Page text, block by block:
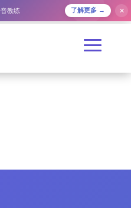
教练 了解更多 → ✕